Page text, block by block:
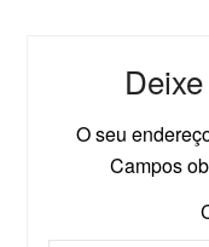
O seu
Campos